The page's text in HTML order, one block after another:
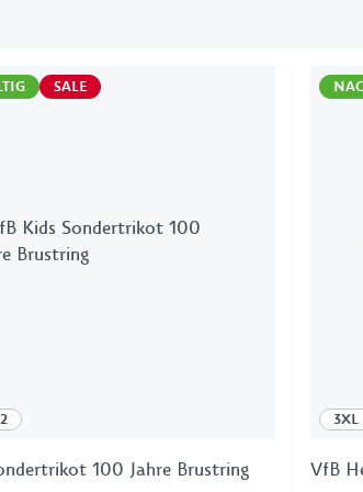
VfB
SALE
100 Jahre Brustring
3XL
VfB